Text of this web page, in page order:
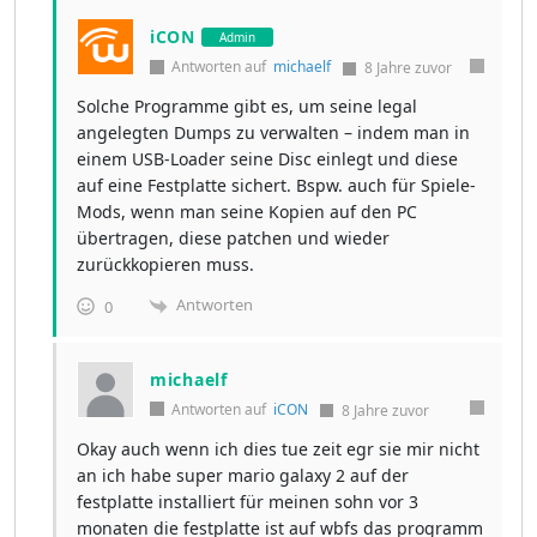
iCON Admin
Antworten auf michaelf 8 Jahre zuvor
Solche Programme gibt es, um seine legal
angelegten Dumps zu verwalten – indem man in
einem USB-Loader seine Disc einlegt und diese
auf eine Festplatte sichert. Bspw. auch für Spiele-
Mods, wenn man seine Kopien auf den PC
übertragen, diese patchen und wieder
zurückkopieren muss.
0 Antworten
michaelf
Antworten auf iCON 8 Jahre zuvor
Okay auch wenn ich dies tue zeit egr sie mir nicht
an ich habe super mario galaxy 2 auf der
festplatte installiert für meinen sohn vor 3
monaten die festplatte ist auf wbfs das programm